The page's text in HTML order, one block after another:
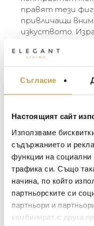
Съгласие
Настоящият сайт
Използваме
съдържанието и
функции на
трафика си. Също
начина, по който
партньорските си
партньори и
комбинират с друга
правят тези
привличащи
изкуството.
Terra. Музите се
размера (small,
цвета и
от
The Muses are
designed by the
Ramon. They are
mythology and
gods Zeus and
the Muses are
goddesses of
The subtle
sharp and smooth
enrapturing and